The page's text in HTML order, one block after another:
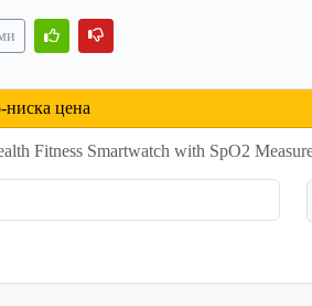
ниска цена
Fitness Smartwatch with SpO2